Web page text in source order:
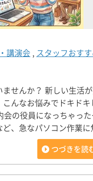
講演会 , スタッフおす
ませんか？ 新しい生活
んなお悩みでドキド
会の役員になっちゃっ
ど、急なパソコン作業
つづきを読